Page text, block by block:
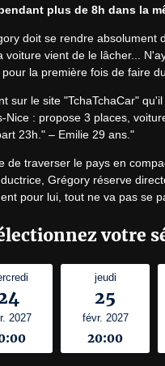
plus de 8h dans la
doit se rendre absolument
voiture vient de le lâcher...
la première fois de faire
sur le site "TchaTchaCar"
Nice : propose 3 places,
23h." – Emilie 29 ans."
de traverser le pays en
Grégory réserve
pour lui, tout ne va pas se
votre
2027
jeudi
25
févr. 2027
20:00